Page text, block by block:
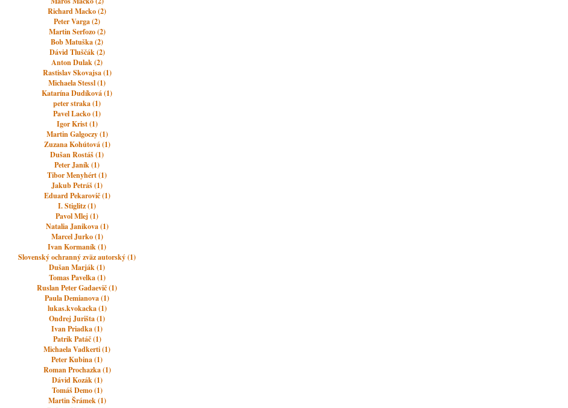
Richard Macko (2)
Peter Varga (2)
Martin Serfozo (2)
Bob Matuška (2)
Dávid Tluščák (2)
Anton Dulak (2)
Rastislav Skovajsa (1)
Michaela Stessl (1)
Katarína Dudíková (1)
peter straka (1)
Pavel Lacko (1)
Igor Krist (1)
Martin Galgoczy (1)
Zuzana Kohútová (1)
Dušan Rostáš (1)
Peter Janík (1)
Tibor Menyhért (1)
Jakub Petráš (1)
Eduard Pekarovič (1)
I. Stiglitz (1)
Pavol Mlej (1)
Natalia Janikova (1)
Marcel Jurko (1)
Ivan Kormaník (1)
Slovenský ochranný zväz autorský (1)
Dušan Marják (1)
Tomas Pavelka (1)
Ruslan Peter Gadaevič (1)
Paula Demianova (1)
lukas.kvokacka (1)
Ondrej Jurišta (1)
Ivan Priadka (1)
Patrik Patáč (1)
Michaela Vadkerti (1)
Peter Kubina (1)
Roman Prochazka (1)
Dávid Kozák (1)
Tomáš Demo (1)
Martin Šrámek (1)